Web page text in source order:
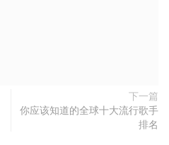
下一篇
你应该知道的全球十大流行歌手
排名